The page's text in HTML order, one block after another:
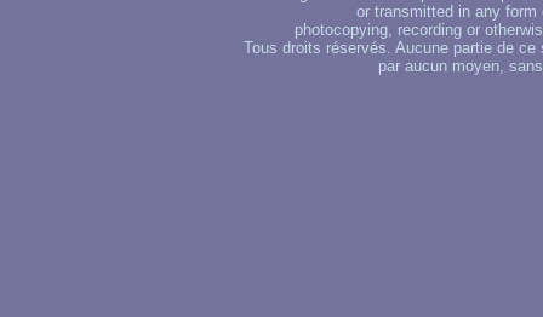
or transmitted in any
photocopying, recording or
Tous droits réservés. Aucune partie de
par aucun moyen,